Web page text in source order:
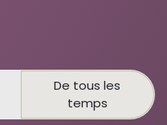
De tous les
temps